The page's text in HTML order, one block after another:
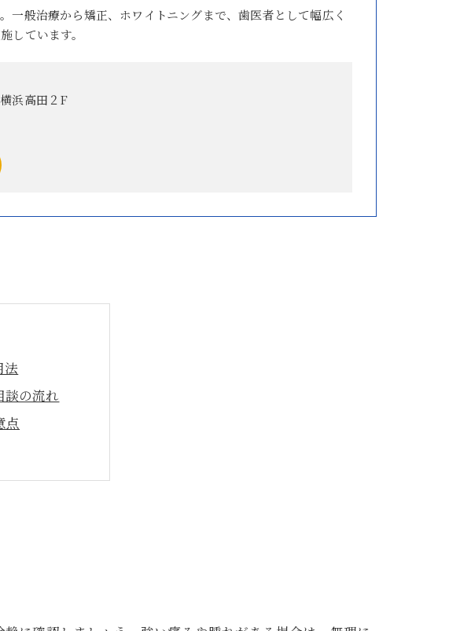
般治療から矯正、ホワイトニングまで、歯医者として幅広く
しています。
浜高田２F
法
談の流れ
点
ット
イント
活用法